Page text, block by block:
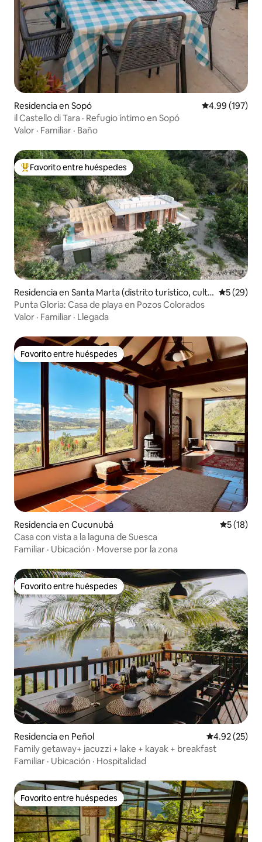
Residencia en Sopó Calificación
4.99 (197)
il Castello di Tara · Refugio íntimo en Sopó
Valor · Familiar · Baño
De los mejores en Favorito entre huéspedes
Favorito entre huéspedes
Residencia en Santa Marta (distrito turístico, cultu
ral e histórico)
5 (29)
Punta Gloria: Casa de playa en Pozos Colorados
Valor · Familiar · Llegada
Favorito entre huéspedes
Favorito entre huéspedes
Residencia en Cucunubá
5 (18)
Casa con vista a la laguna de Suesca
Familiar · Ubicación · Moverse por la zona
Favorito entre huéspedes
Favorito entre huéspedes
Residencia en Peñol Calificación
4.92 (25)
Family getaway+ jacuzzi + lake + kayak + breakfast
Familiar · Ubicación · Hospitalidad
Favorito entre huéspedes
Favorito entre huéspedes